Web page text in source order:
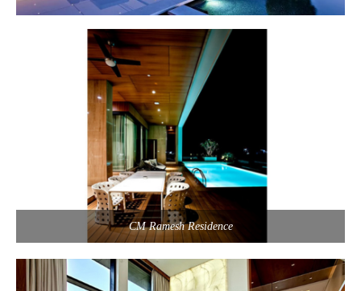
CM Ramesh Residence